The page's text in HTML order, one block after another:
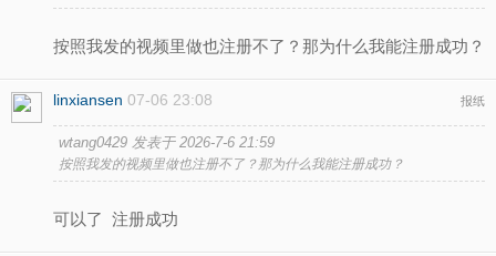
按照我发的视频里做也注册不了？那为什么我能注册成功？
linxiansen 07-06 23:08 报纸
wtang0429 发表于 2026-7-6 21:59
按照我发的视频里做也注册不了？那为什么我能注册成功？
可以了 注册成功